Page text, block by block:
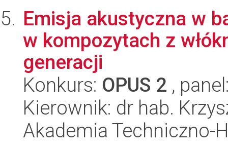
Emisja akustyczna w
w kompozytach z
generacji
Konkurs: OPUS 2 ,
Kierownik: dr hab.
Akademia Techniczno-